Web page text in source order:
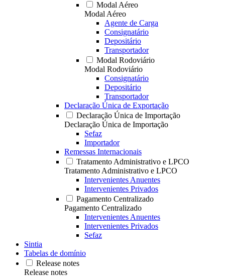
Modal Aéreo
Modal Aéreo
Agente de Carga
Consignatário
Depositário
Transportador
Modal Rodoviário
Modal Rodoviário
Consignatário
Depositário
Transportador
Declaração Única de Exportação
Declaração Única de Importação
Declaração Única de Importação
Sefaz
Importador
Remessas Internacionais
Tratamento Administrativo e LPCO
Tratamento Administrativo e LPCO
Intervenientes Anuentes
Intervenientes Privados
Pagamento Centralizado
Pagamento Centralizado
Intervenientes Anuentes
Intervenientes Privados
Sefaz
Sintia
Tabelas de domínio
Release notes
Release notes